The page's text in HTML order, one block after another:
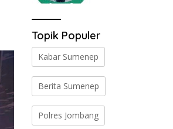
Topik Populer
Kabar Sumenep
Berita Sumenep
Polres Jombang